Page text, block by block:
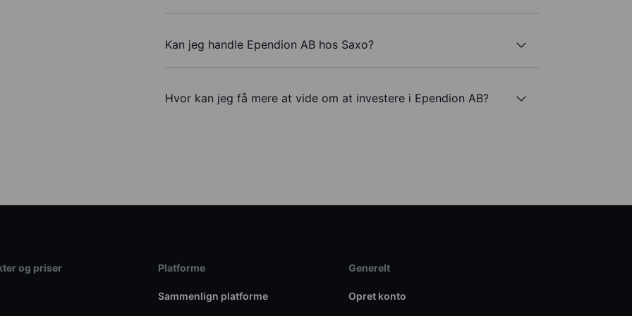
Kan jeg handle Ependion AB hos Saxo?
Hvor kan jeg få mere at vide om at investere i Ependion AB?
og priser Platforme
Sammenlign platforme
Generelt
Opret konto